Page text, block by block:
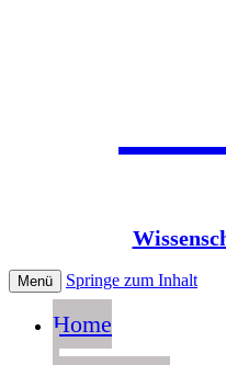
Menü Springe zum Inhalt
Home